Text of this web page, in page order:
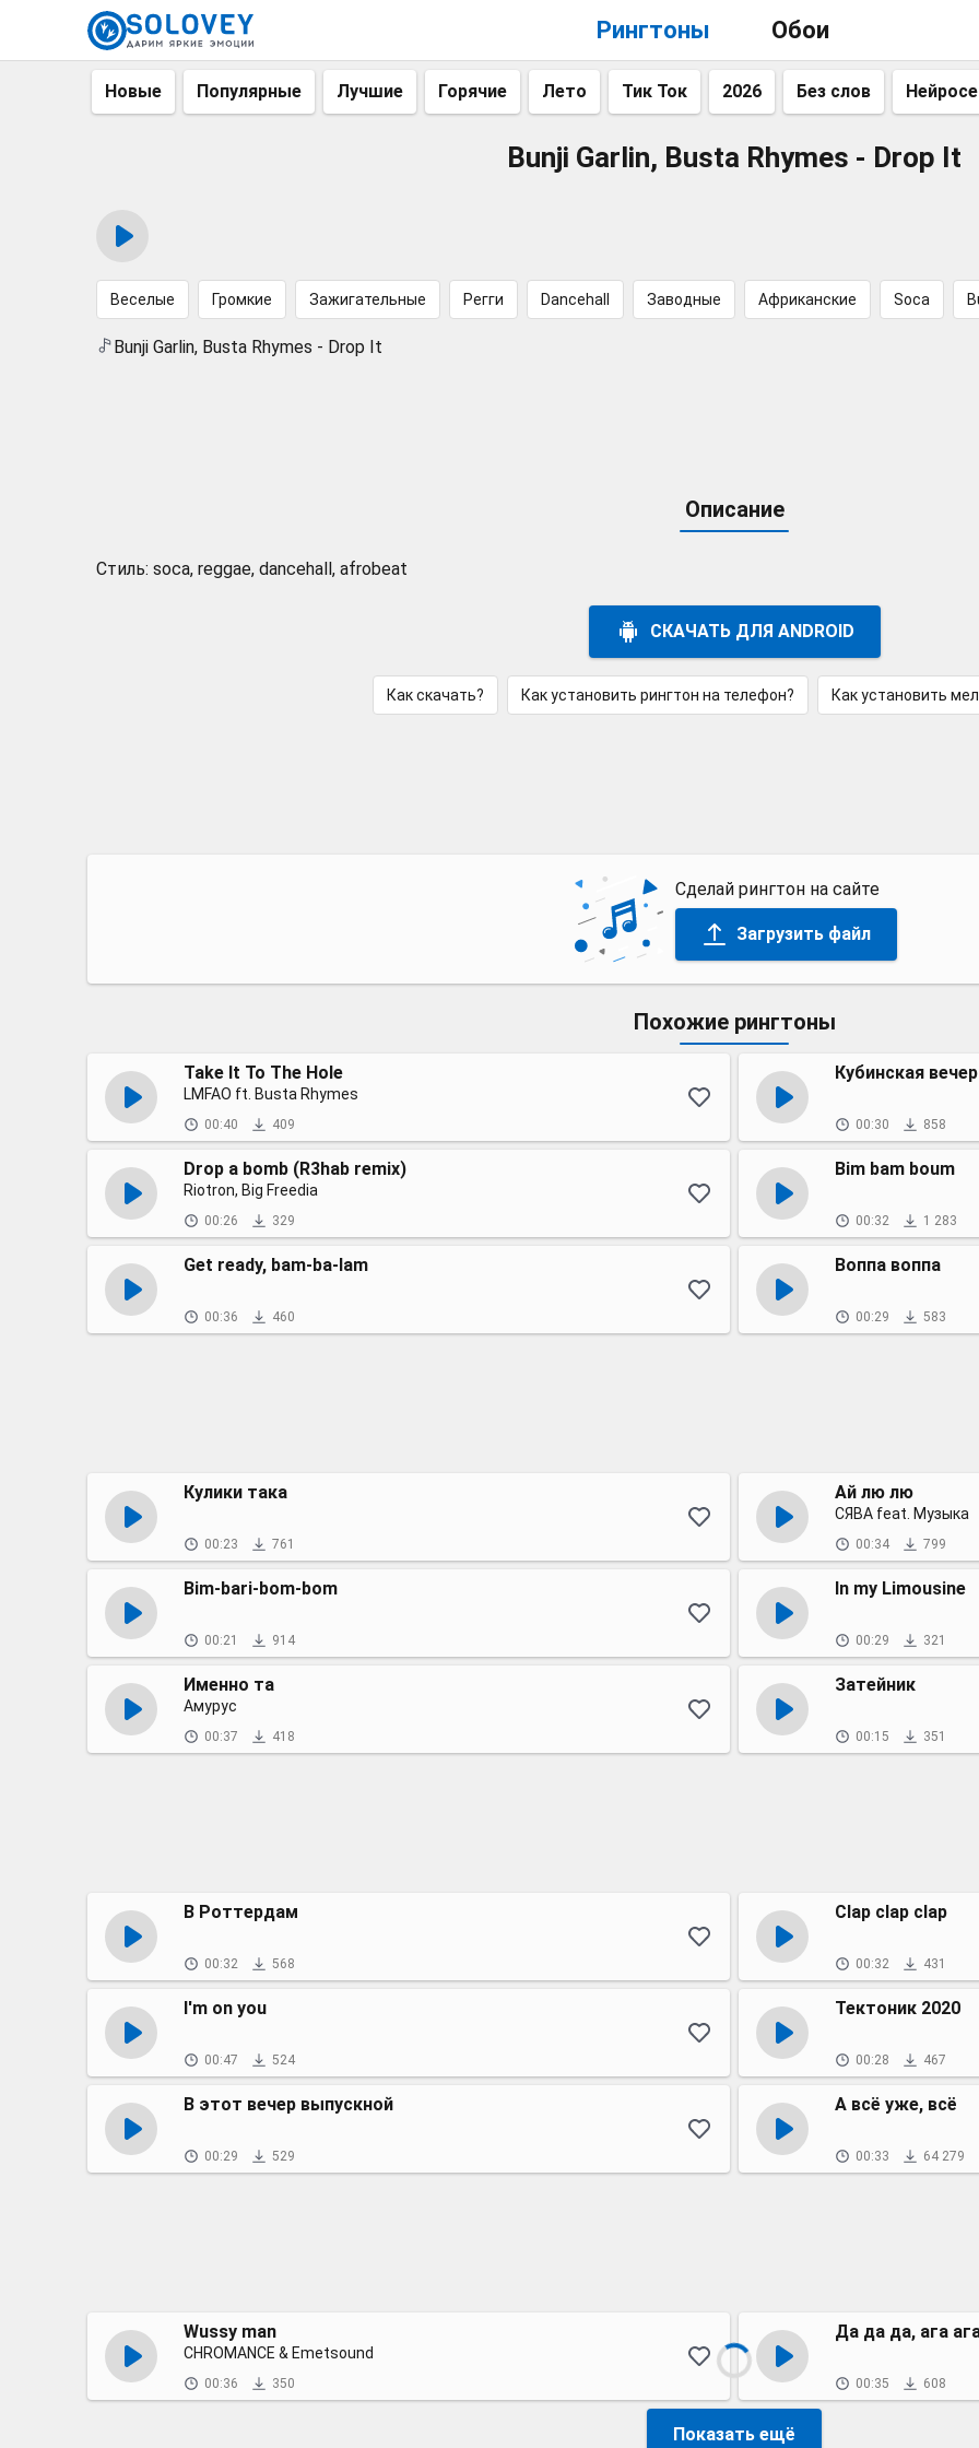
Рингтоны Обои
Новые Популярные Лучшие Горячие Лето Тик Ток 2026 Без слов
Bunji Garlin, Busta Rhymes - Drop It
Веселые Громкие Зажигательные Регги Dancehall Заводные Африканские Soca
Bunji Garlin, Busta Rhymes - Drop It
Описание
Стиль: soca, reggae, dancehall, afrobeat
СКАЧАТЬ ДЛЯ ANDROID
Как скачать? Как установить рингтон на телефон? Как установить
Сделай рингтон на сайте
Загрузить файл
Похожие рингтоны
Take It To The Hole
LMFAO ft. Busta Rhymes
00:40 409
Кубинская
00:30 858
Drop a bomb (R3hab remix)
Riotron, Big Freedia
00:26 329
Bim bam boum
00:32 1 283
Get ready, bam-ba-lam
00:36 460
Воппа воппа
00:29 583
Кулики така
00:23 761
Ай лю лю
СЯВА feat. Музыка
00:34 799
Bim-bari-bom-bom
00:21 914
In my Limousine
00:29 321
Именно та
Амурус
00:37 418
Затейник
00:15 351
В Роттердам
00:32 568
Clap clap clap
00:32 431
I'm on you
00:47 524
Тектоник 2020
00:28 467
В этот вечер выпускной
00:29 529
А всё уже, всё
00:33 64 279
Wussy man
CHROMANCE & Emetsound
00:36 350
Да да да, ага
00:35 608
Показать ещё